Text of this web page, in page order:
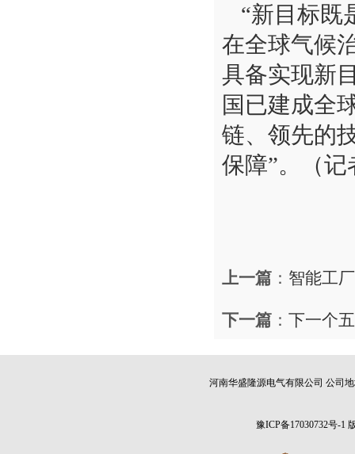
“新目标既
在全球气候
具备实现新
国已建成全
链、领先的
保障”。（
上一篇 ： 智能工
下一篇 ： 下一个
河南华盛隆源电气有限公司 公司
豫ICP备17030732号-1